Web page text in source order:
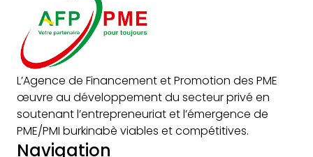
L’Agence de Financement et Promotion des PME
œuvre au développement du secteur privé en
soutenant l’entrepreneuriat et l’émergence de
PME/PMI burkinabè viables et compétitives.
Navigation